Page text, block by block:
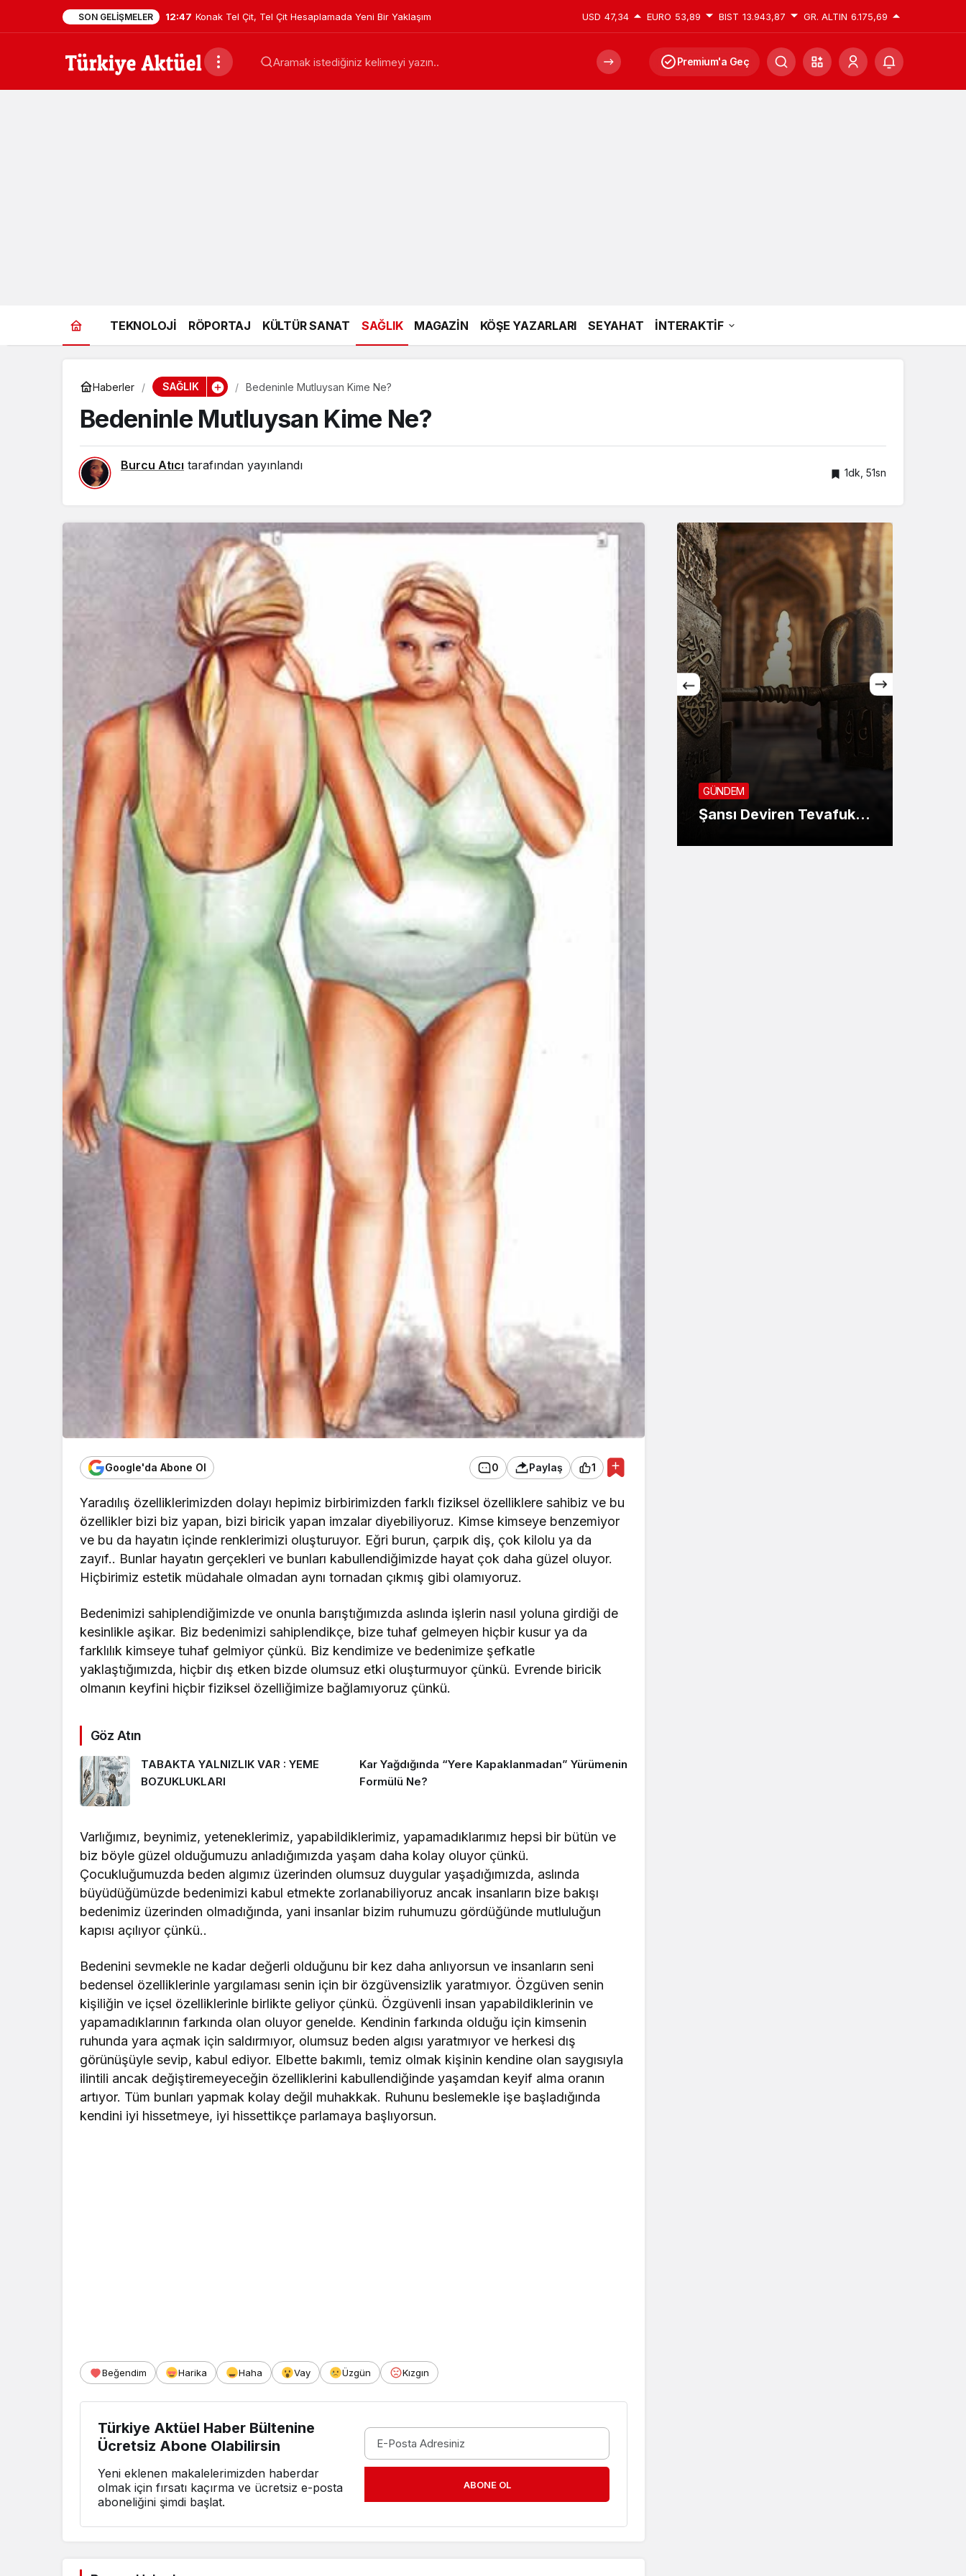
SON GELIŞMELER 12:47 Konak Tel Çit, Tel Çit Hesaplamada Yeni Bir Yaklaşım USD 47,34 EURO 53,89 BIST 13.943,87 GR. ALTIN 6.175,69
Premium'a Geç
TEKNOLOJİ RÖPORTAJ KÜLTÜR SANAT SAĞLIK MAGAZİN KÖŞE YAZARLARI SEYAHAT İNTERAKTİF
Haberler SAĞLIK Bedeninle Mutluysan Kime Ne?
Bedeninle Mutluysan Kime Ne?
Burcu Atıcı tarafından yayınlandı
1dk, 51sn
Google'da Abone Ol 0 Paylaş 1
Yaradılış özelliklerimizden dolayı hepimiz birbirimizden farklı fiziksel özelliklere sahibiz ve bu
özellikler bizi biz yapan, bizi biricik yapan imzalar diyebiliyoruz. Kimse kimseye benzemiyor
ve bu da hayatın içinde renklerimizi oluşturuyor. Eğri burun, çarpık diş, çok kilolu ya da
zayıf.. Bunlar hayatın gerçekleri ve bunları kabullendiğimizde hayat çok daha güzel oluyor.
Hiçbirimiz estetik müdahale olmadan aynı tornadan çıkmış gibi olamıyoruz.
Bedenimizi sahiplendiğimizde ve onunla barıştığımızda aslında işlerin nasıl yoluna girdiği de
kesinlikle aşikar. Biz bedenimizi sahiplendikçe, bize tuhaf gelmeyen hiçbir kusur ya da
farklılık kimseye tuhaf gelmiyor çünkü. Biz kendimize ve bedenimize şefkatle
yaklaştığımızda, hiçbir dış etken bizde olumsuz etki oluşturmuyor çünkü. Evrende biricik
olmanın keyfini hiçbir fiziksel özelliğimize bağlamıyoruz çünkü.
Göz Atın
TABAKTA YALNIZLIK VAR : YEME
BOZUKLUKLARI
Kar Yağdığında “Yere Kapaklanmadan” Yürümenin
Formülü Ne?
Varlığımız, beynimiz, yeteneklerimiz, yapabildiklerimiz, yapamadıklarımız hepsi bir bütün ve
biz böyle güzel olduğumuzu anladığımızda yaşam daha kolay oluyor çünkü.
Çocukluğumuzda beden algımız üzerinden olumsuz duygular yaşadığımızda, aslında
büyüdüğümüzde bedenimizi kabul etmekte zorlanabiliyoruz ancak insanların bize bakışı
bedenimiz üzerinden olmadığında, yani insanlar bizim ruhumuzu gördüğünde mutluluğun
kapısı açılıyor çünkü..
Bedenini sevmekle ne kadar değerli olduğunu bir kez daha anlıyorsun ve insanların seni
bedensel özelliklerinle yargılaması senin için bir özgüvensizlik yaratmıyor. Özgüven senin
kişiliğin ve içsel özelliklerinle birlikte geliyor çünkü. Özgüvenli insan yapabildiklerinin ve
yapamadıklarının farkında olan oluyor genelde. Kendinin farkında olduğu için kimsenin
ruhunda yara açmak için saldırmıyor, olumsuz beden algısı yaratmıyor ve herkesi dış
görünüşüyle sevip, kabul ediyor. Elbette bakımlı, temiz olmak kişinin kendine olan saygısıyla
ilintili ancak değiştiremeyeceğin özelliklerini kabullendiğinde yaşamdan keyif alma oranın
artıyor. Tüm bunları yapmak kolay değil muhakkak. Ruhunu beslemekle işe başladığında
kendini iyi hissetmeye, iyi hissettikçe parlamaya başlıyorsun.
Beğendim Harika Haha Vay Üzgün Kızgın
Türkiye Aktüel Haber Bültenine
Ücretsiz Abone Olabilirsin
Yeni eklenen makalelerimizden haberdar
olmak için fırsatı kaçırma ve ücretsiz e-posta
aboneliğini şimdi başlat.
ABONE OL
EKONOMİ
Konak Tel Çit, Tel Çit
Hesaplamada Yeni Bir
Yaklaşım
GÜNDEM
Şansı Deviren Tevafuk…